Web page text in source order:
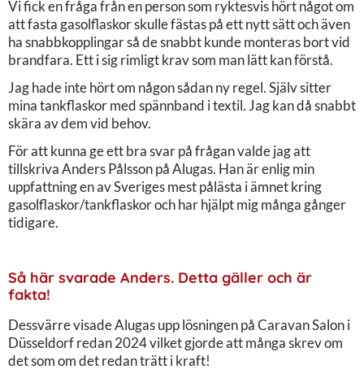
Vi fick en fråga från en person som ryktesvis hört något om
att fasta gasolflaskor skulle fästas på ett nytt sätt och även
ha snabbkopplingar så de snabbt kunde monteras bort vid
brandfara. Ett i sig rimligt krav som man lätt kan förstå.
Jag hade inte hört om någon sådan ny regel. Själv sitter
mina tankflaskor med spännband i textil. Jag kan då snabbt
skära av dem vid behov.
För att kunna ge ett bra svar på frågan valde jag att
tillskriva Anders Pålsson på Alugas. Han är enlig min
uppfattning en av Sveriges mest pålästa i ämnet kring
gasolflaskor/tankflaskor och har hjälpt mig många gånger
tidigare.
Så här svarade Anders. Detta gäller och är
fakta!
Dessvärre visade Alugas upp lösningen på Caravan Salon i
Düsseldorf redan 2024 vilket gjorde att många skrev om
det som om det redan trätt i kraft!